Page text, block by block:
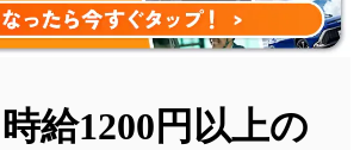
給1200円以上の